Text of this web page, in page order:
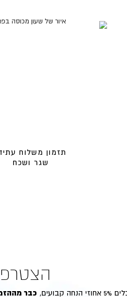
תזמון משלוח
שגר ושכח
כבר